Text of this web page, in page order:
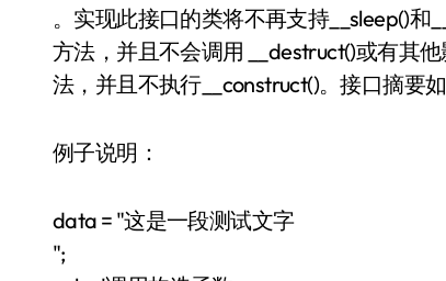
。实现此接口的类将不再支持__sleep()和
方法，并且不会调用 __destruct()或有其
法，并且不执行__construct()。接口摘要如
例子说明：
data = "这是一段测试文字
";